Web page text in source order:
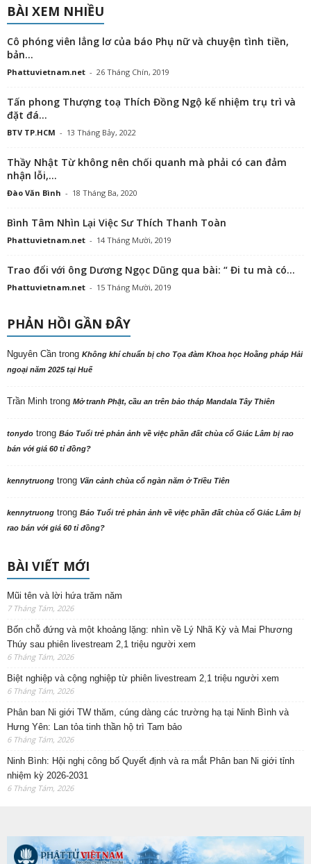
BÀI XEM NHIỀU
Cô phóng viên lẳng lơ của báo Phụ nữ và chuyện tình tiền,
bản...
Phattuvietnam.net - 26 Tháng Chín, 2019
Tấn phong Thượng toạ Thích Đồng Ngộ kế nhiệm trụ trì và
đặt đá...
BTV TP.HCM - 13 Tháng Bảy, 2022
Thầy Nhật Từ không nên chối quanh mà phải có can đảm
nhận lỗi,...
Đào Văn Bình - 18 Tháng Ba, 2020
Bình Tâm Nhìn Lại Việc Sư Thích Thanh Toàn
Phattuvietnam.net - 14 Tháng Mười, 2019
Trao đổi với ông Dương Ngọc Dũng qua bài: “ Đi tu mà có...
Phattuvietnam.net - 15 Tháng Mười, 2019
PHẢN HỒI GẦN ĐÂY
Nguyên Cần trong Không khí chuẩn bị cho Tọa đàm Khoa học Hoằng pháp Hải
ngoại năm 2025 tại Huế
Trần Minh trong Mở tranh Phật, cầu an trên bảo tháp Mandala Tây Thiên
tonydo trong Báo Tuổi trẻ phản ảnh về việc phần đất chùa cổ Giác Lâm bị rao
bán với giá 60 tỉ đồng?
kennytruong trong Vãn cảnh chùa cổ ngàn năm ở Triều Tiên
kennytruong trong Báo Tuổi trẻ phản ảnh về việc phần đất chùa cổ Giác Lâm bị
rao bán với giá 60 tỉ đồng?
BÀI VIẾT MỚI
Mũi tên và lời hứa trăm năm
7 Tháng Tám, 2026
Bốn chỗ đứng và một khoảng lặng: nhìn về Lý Nhã Kỳ và Mai Phương
Thúy sau phiên livestream 2,1 triệu người xem
6 Tháng Tám, 2026
Biệt nghiệp và cộng nghiệp từ phiên livestream 2,1 triệu người xem
6 Tháng Tám, 2026
Phân ban Ni giới TW thăm, cúng dàng các trường hạ tại Ninh Bình và
Hưng Yên: Lan tỏa tinh thần hộ trì Tam bảo
6 Tháng Tám, 2026
Ninh Bình: Hội nghị công bố Quyết định và ra mắt Phân ban Ni giới tỉnh
nhiệm kỳ 2026-2031
6 Tháng Tám, 2026